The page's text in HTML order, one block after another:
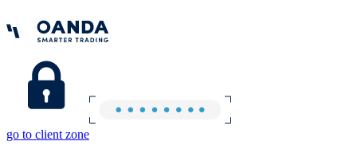
go to client zone